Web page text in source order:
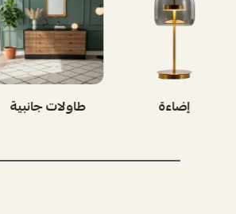
إضاءة اشجار الزينه